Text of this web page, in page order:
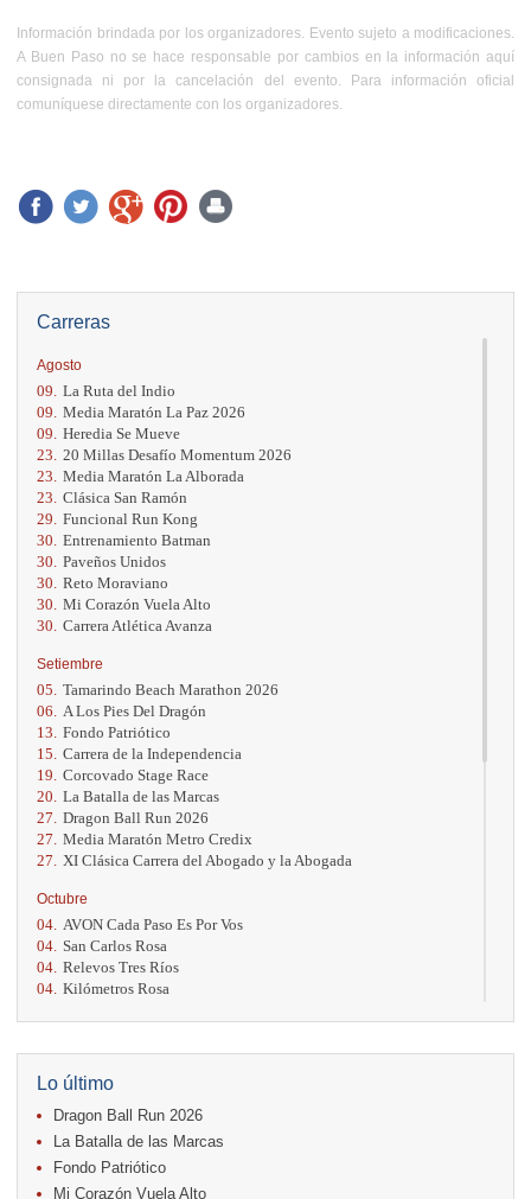
Carreras
Agosto
09. La Ruta del Indio
09. Media Maratón La Paz 2026
09. Heredia Se Mueve
23. 20 Millas Desafío Momentum 2026
23. Media Maratón La Alborada
23. Clásica San Ramón
29. Funcional Run Kong
30. Entrenamiento Batman
30. Paveños Unidos
30. Reto Moraviano
30. Mi Corazón Vuela Alto
30. Carrera Atlética Avanza
Setiembre
05. Tamarindo Beach Marathon 2026
06.
A Los Pies Del Dragón
13. Fondo Patriótico
15. Carrera de la Independencia
19. Corcovado Stage Race
20. La Batalla de las Marcas
27. Dragon Ball Run 2026
27. Media Maratón Metro Credix
27.
XI Clásica Carrera del Abogado y la Abogada
Octubre
04. AVON Cada Paso Es Por Vos
04. San Carlos Rosa
04. Relevos Tres Ríos
04. Kilómetros Rosa
18. Casa Turire Trail Run
18.
Warriors Run Circuit
18. Samsung Jacó Beach Half Marathon 2026
25. KRun by Under Armour
25. Run Alajuela
31.
Halloween Fun Run
Lo último
Dragon Ball Run 2026
La Batalla de las Marcas
Fondo Patriótico
Mi Corazón Vuela Alto
Información brindada por los organizadores. Evento sujeto a modificaciones.
A Buen Paso no se hace responsable por cambios en la información aquí
consignada ni por la cancelación del evento. Para información oficial
comuníquese directamente con los organizadores.